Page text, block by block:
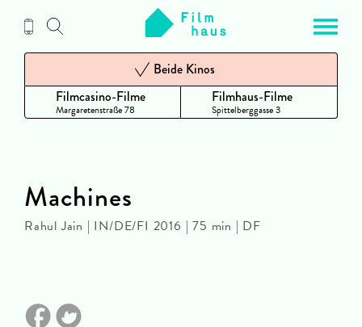
Inhalt
Filmcasino-Filme
Margaretenstraße 78
Beide Kinos
Filmhaus-Filme
Spittelberggasse 3
Machines
Rahul Jain | IN/DE/FI 2016 | 75 min | DF